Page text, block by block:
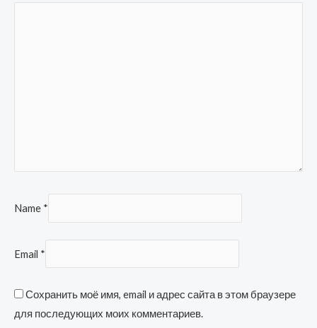
Name *
Email *
Сохранить моё имя, email и адрес сайта в этом браузере
для последующих моих комментариев.